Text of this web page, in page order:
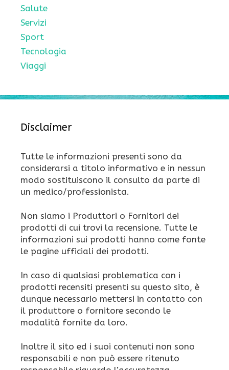
Salute
Servizi
Sport
Tecnologia
Viaggi
Disclaimer
Tutte le informazioni presenti sono da
considerarsi a titolo informativo e in nessun
modo sostituiscono il consulto da parte di
un medico/professionista.
Non siamo i Produttori o Fornitori dei
prodotti di cui trovi la recensione. Tutte le
informazioni sui prodotti hanno come fonte
le pagine ufficiali dei prodotti.
In caso di qualsiasi problematica con i
prodotti recensiti presenti su questo sito, è
dunque necessario mettersi in contatto con
il produttore o fornitore secondo le
modalità fornite da loro.
Inoltre il sito ed i suoi contenuti non sono
responsabili e non può essere ritenuto